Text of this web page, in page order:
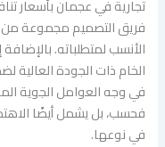
تجارية في عجمان بأسعار
فريق التصميم مجموعة من
الأنسب لمتطلباته.
الخام ذات الجودة
في وجه العوامل الجوية
فحسب، بل يشمل أيضًا
في نوعها.